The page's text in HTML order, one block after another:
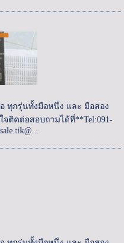
อ ทุกรุ่นทั้งมือหนึ่ง และ มือสอง
ติดต่อสอบถามได้ที่**Tel:091-